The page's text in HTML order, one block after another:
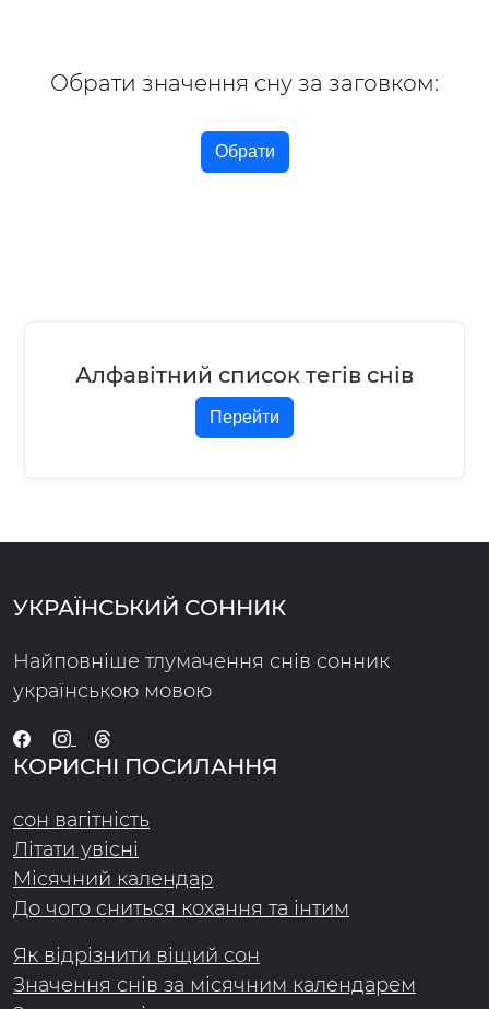
Обрати значення сну за заговком:
Обрати
Алфавітний список тегів снів
Перейти
УКРАЇНСЬКИЙ СОННИК
Найповніше тлумачення снів сонник
українською мовою
КОРИСНІ ПОСИЛАННЯ
сон вагітність
Літати увісні
Місячний календар
До чого сниться кохання та інтим
Як відрізнити віщий сон
Значення снів за місячним календарем